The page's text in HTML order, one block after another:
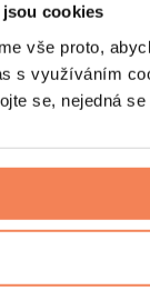
cookies
vše proto,
s využíváním
se, nejedná